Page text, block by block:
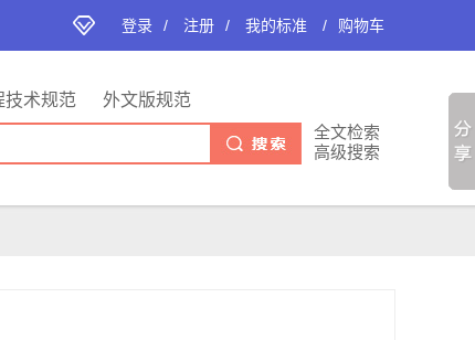
登录 / 注册 / 我的标准 / 购物车
技术规范 外文版规范
全文检索
高级搜索